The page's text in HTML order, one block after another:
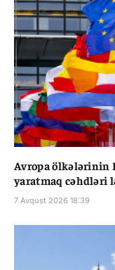
Avropa ölkələrinin
yaratmaq cəhdləri
7 Avqust 2026 18:39